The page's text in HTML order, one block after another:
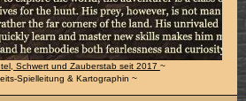
Schwert und Zauberstab seit 2017 ~
Spielleitung & Kartographin ~